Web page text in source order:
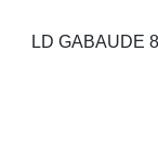
LD GABAUDE